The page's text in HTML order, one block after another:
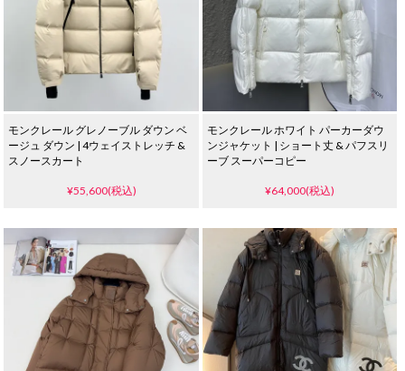
モンクレール グレノーブル ダウン ベ
ージュ ダウン | 4ウェイストレッチ &
スノースカート
¥55,600(税込)
モンクレール ホワイト パーカーダウ
ンジャケット | ショート丈 & パフスリ
ーブ スーパーコピー
¥64,000(税込)